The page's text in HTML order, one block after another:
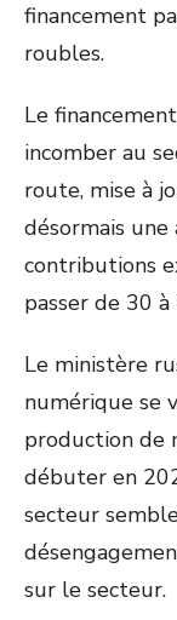
financement
roubles.
Le
incomber au
route, mise à
désormais
contributions
passer de 30
Le ministère
numérique se
production de
débuter en
secteur
sur le secteur.